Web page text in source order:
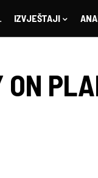
IZVJEŠTAJI
ON